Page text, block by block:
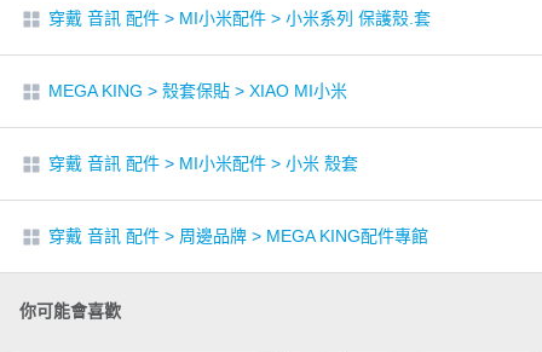
穿戴 音訊 配件 > MI小米配件 > 小米系列 保護殼.套
MEGA KING > 殼套保貼 > XIAO MI小米
穿戴 音訊 配件 > MI小米配件 > 小米 殼套
穿戴 音訊 配件 > 周邊品牌 > MEGA KING配件專館
你可能會喜歡